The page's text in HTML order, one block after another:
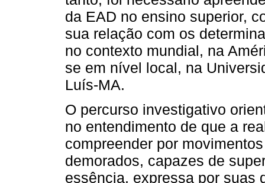
da EAD no ensino superior,
sua relação com os
no contexto mundial, na
se em nível local, na
Luís-MA.
O percurso investigativo
no entendimento de que a
compreender por
demorados, capazes de
essência, expressa por suas